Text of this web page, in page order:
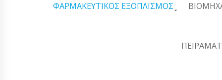
ΦΑΡΜΑΚΕΥΤΙΚΌΣ ΕΞΟΠΛΙΣΜΌΣ